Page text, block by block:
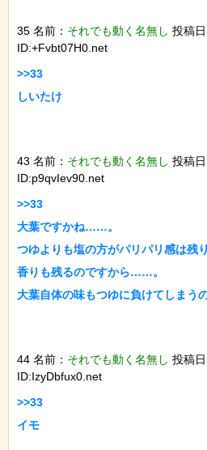
35 名前： それでも動く名無し 投稿
ID:+Fvbt07H0.net
>>33
しいたけ
43 名前： それでも動く名無し 投稿
ID:p9qvIev90.net
>>33
大葉ですかね……。
つゆよりも塩の方がパリパリ感は残
香りも残るのですから……。
大葉自体の味もつゆに負けてしま
44 名前： それでも動く名無し 投稿
ID:IzyDbfux0.net
>>33
イモ